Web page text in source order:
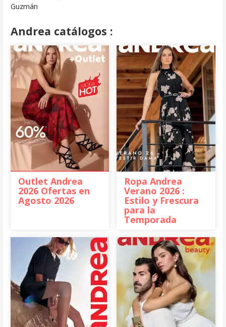
Guzmán
Andrea catálogos :
Outlet Andrea
2026 Ofertas en
Agosto 2026
Ropa Andrea
Verano 2026 :
Estilo y Frescura
para la
Temporada